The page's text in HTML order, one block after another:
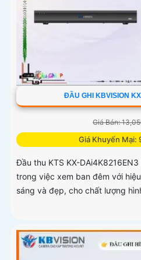
ĐẦU GHI KBVISION
Giá Bán:
Giá Khuyến Mại:
Đầu thu KTS KX-
trong việc xem ban đêm với
sáng và đẹp, cho chất lượng